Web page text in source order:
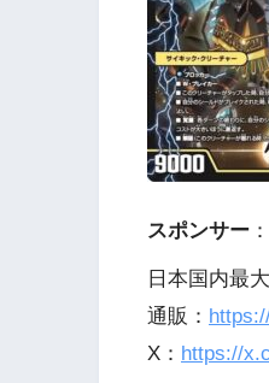
スポンサー ：
日本国内最
通販：
X： https://